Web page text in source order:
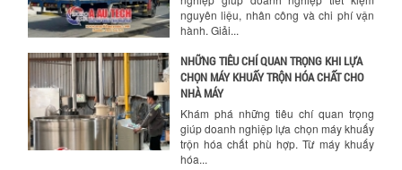
giúp doanh nghiệp lựa chọn máy khuấy
trộn hóa chất phù hợp. Từ máy khuấy
NHỮNG YẾU TỐ QUYẾT ĐỊNH KHI CHỌN
BỒN KHUẤY SƠN: VẬT LIỆU, DUNG TÍCH VÀ
CÔNG SUẤT KHUẤY
Khám phá các yếu tố quan trọng khi
chọn bồn khuấy sơn: Vật liệu, dung tích
và công suất khuấy. Giải pháp tối...